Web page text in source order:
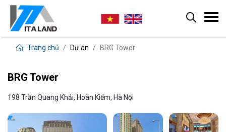
Trang chủ Dự án BRG Tower
BRG Tower
198 Trần Quang Khải, Hoàn Kiếm, Hà Nội